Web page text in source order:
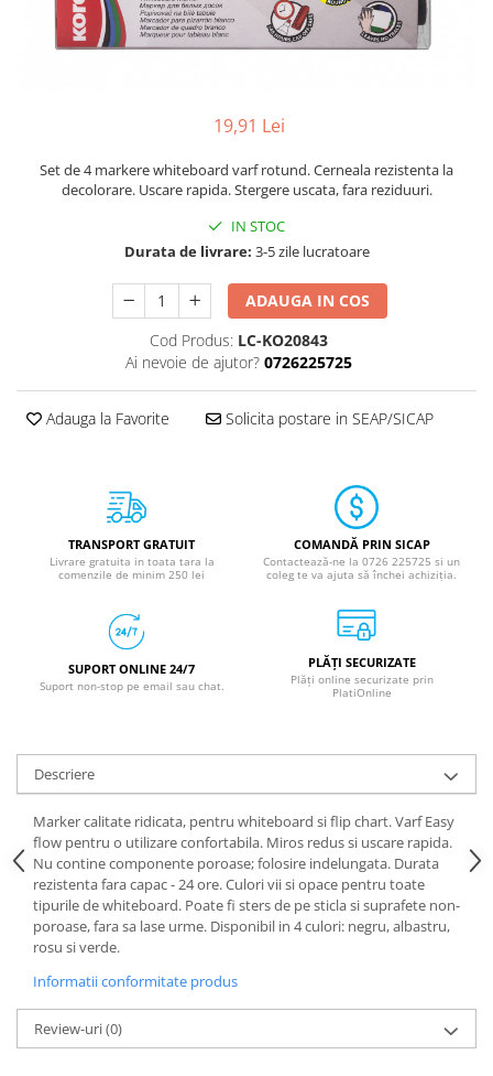
Perforatoare
Suporturi pentru accesorii
Europubele
Hartie igienica
Produse din hartie
Prosoape din hartie
Sapunuri si dezinfectanti
19,91 Lei
Set de 4 markere whiteboard varf rotund. Cerneala rezistenta la
decolorare. Uscare rapida. Stergere uscata, fara reziduuri.
IN STOC
Durata de livrare: 3-5 zile lucratoare
ADAUGA IN COS
Cod Produs: LC-KO20843
Ai nevoie de ajutor? 0726225725
Adauga la Favorite Solicita postare in SEAP/SICAP
TRANSPORT GRATUIT
Livrare gratuita in toata tara la
comenzile de minim 250 lei
COMANDĂ PRIN SICAP
Contactează-ne la 0726 225725 si un
coleg te va ajuta să închei achiziția.
SUPORT ONLINE 24/7
Suport non-stop pe email sau chat.
PLĂȚI SECURIZATE
Plăți online securizate prin
PlatiOnline
Descriere
Marker calitate ridicata, pentru whiteboard si flip chart. Varf Easy
flow pentru o utilizare confortabila. Miros redus si uscare rapida.
Nu contine componente poroase; folosire indelungata. Durata
rezistenta fara capac - 24 ore. Culori vii si opace pentru toate
tipurile de whiteboard. Poate fi sters de pe sticla si suprafete non-
poroase, fara sa lase urme. Disponibil in 4 culori: negru, albastru,
rosu si verde.
Informatii conformitate produs
Review-uri(0)